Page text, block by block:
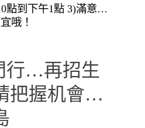
點到下午1點 3)滿意…
哦！
行…再招生
把握机會…